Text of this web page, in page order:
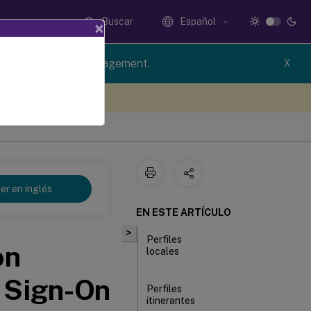
Buscar Español
of Profile Management. X
en inglés
On
>
EN ESTE ARTÍCULO
Perfiles
locales
Perfiles
itinerantes
×